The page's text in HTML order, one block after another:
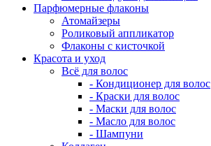
Парфюмерные флаконы
Атомайзеры
Роликовый аппликатор
Флаконы с кисточкой
Красота и уход
Всё для волос
- Кондиционер для волос
- Краски для волос
- Маски для волос
- Масло для волос
- Шампуни